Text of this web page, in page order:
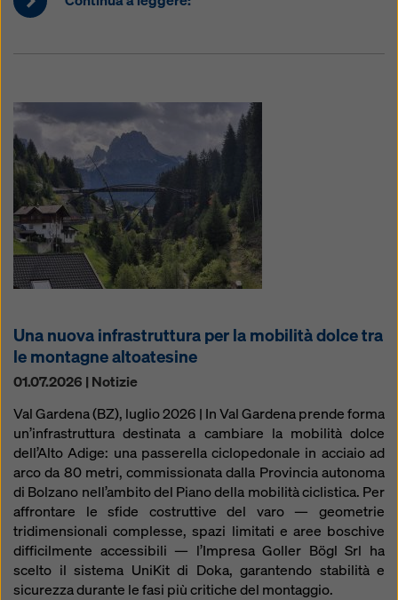
Una nuova infrastruttura per la mobilità dolce tra
le montagne altoatesine
01.07.2026 | Notizie
Val Gardena (BZ), luglio 2026 | In Val Gardena prende forma
un’infrastruttura destinata a cambiare la mobilità dolce
dell’Alto Adige: una passerella ciclopedonale in acciaio ad
arco da 80 metri, commissionata dalla Provincia autonoma
di Bolzano nell’ambito del Piano della mobilità ciclistica. Per
affrontare le sfide costruttive del varo — geometrie
tridimensionali complesse, spazi limitati e aree boschive
difficilmente accessibili — l’Impresa Goller Bögl Srl ha
scelto il sistema UniKit di Doka, garantendo stabilità e
sicurezza durante le fasi più critiche del montaggio.